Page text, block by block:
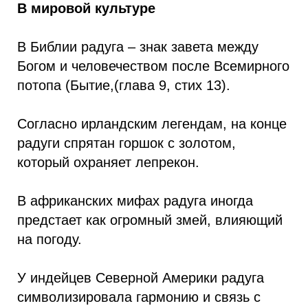
В мировой культуре
В Библии радуга – знак завета между
Богом и человечеством после Всемирного
потопа (Бытие,(глава 9, стих 13).
Согласно ирландским легендам, на конце
радуги спрятан горшок с золотом,
который охраняет лепрекон.
В африканских мифах радуга иногда
предстает как огромный змей, влияющий
на погоду.
У индейцев Северной Америки радуга
символизировала гармонию и связь с